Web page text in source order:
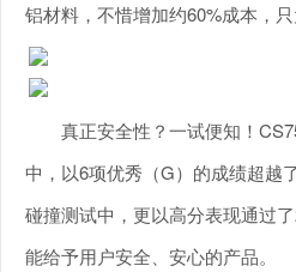
铝材料，不惜增加约60%成本，
真正安全性？一试便知！
中，以6项优秀（G）的成绩超越
碰撞测试中，更以高分表现通过
能给予用户安全、安心的产品。